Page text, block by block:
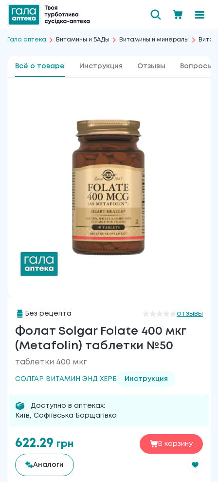
Гала аптека Витамины и БАДы Витамины и минералы
Всё о товаре Инструкция Отзывы Вопросы
Без рецепта отзывы
Фолат Solgar Folate 400 мкг
(Metafolin) таблетки №50
таблетки 400 мкг
СОЛГАР ВИТАМИН ЭНД ХЕРБ Инструкция
Доступно в аптеках:
Київ, Софіївська Борщагівка
622.29 грн В корзину
Аналоги